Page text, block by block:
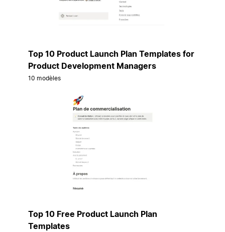
Top 10 Product Launch Plan Templates for
Product Development Managers
10 modèles
Top 10 Free Product Launch Plan
Templates